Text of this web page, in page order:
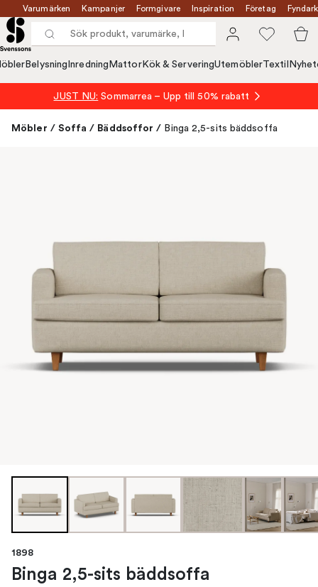
Varumärken Kampanjer Formgivare Inspiration Företag
Belysning Inredning MattorKök & ServeringUtemöblerTextil
JUST NU: Sommarrea – Upp till 50% rabatt
Möbler / Soffa / Bäddsoffor / Binga 2,5-sits bäddsoffa
1898
Binga 2,5-sits bäddsoffa